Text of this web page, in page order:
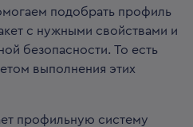
подобрать профиль
с нужными свойствами и
безопасности. То есть
выполнения этих
профильную систему